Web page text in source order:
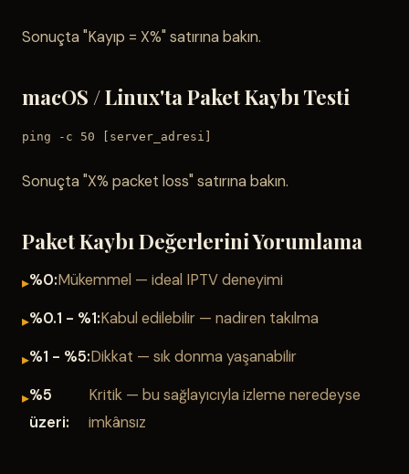
Sonuçta "Kayıp = X%" satırına bakın.
macOS / Linux'ta Paket Kaybı Testi
ping -c 50 [server_adresi]
Sonuçta "X% packet loss" satırına bakın.
Paket Kaybı Değerlerini Yorumlama
%0:Mükemmel — ideal IPTV deneyimi
%0.1 - %1:Kabul edilebilir — nadiren takılma
%1 - %5:Dikkat — sık donma yaşanabilir
%5
üzeri:
Kritik — bu sağlayıcıyla izleme neredeyse
imkânsız